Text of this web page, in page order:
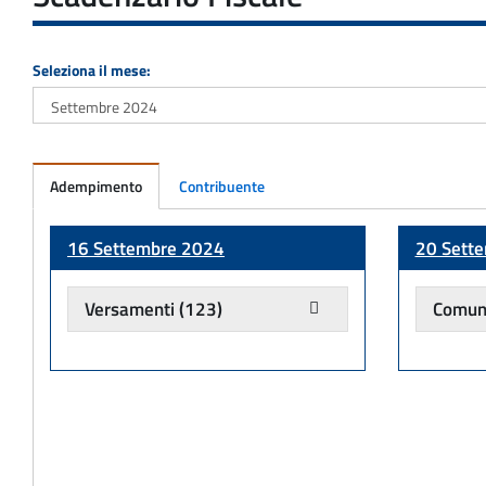
Seleziona il mese:
Adempimento Contribuente
16 Settembre 2024
Versamenti(123)
20